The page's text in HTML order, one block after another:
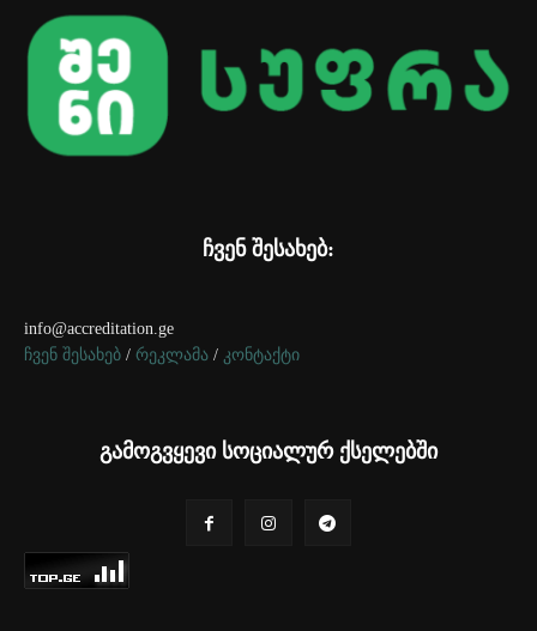
ჩვენ შესახებ:
info@accreditation.ge
ჩვენ შესახებ / რეკლამა / კონტაქტი
გამოგვყევი სოციალურ ქსელებში